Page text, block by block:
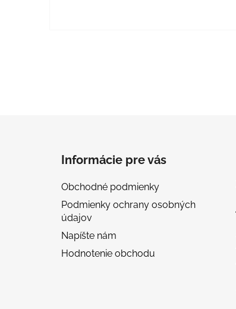
Informácie pre vás
Obchodné podmienky
Podmienky ochrany osobných
údajov
Napíšte nám
Hodnotenie obchodu